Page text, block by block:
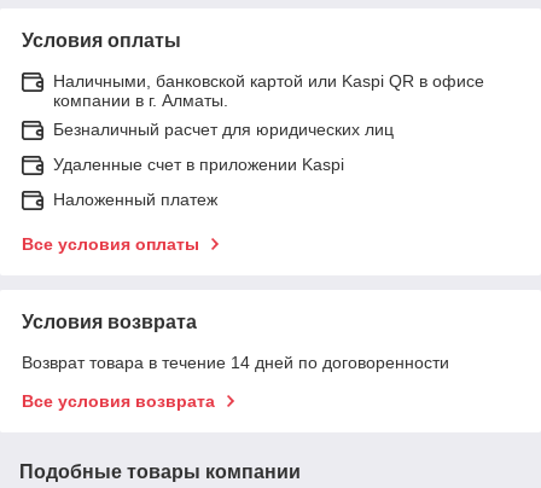
Условия оплаты
Наличными, банковской картой или Kaspi QR в офисе
компании в г. Алматы.
Безналичный расчет для юридических лиц
Удаленные счет в приложении Kaspi
Наложенный платеж
Все условия оплаты
Условия возврата
Возврат товара в течение 14 дней по договоренности
Все условия возврата
Подобные товары компании